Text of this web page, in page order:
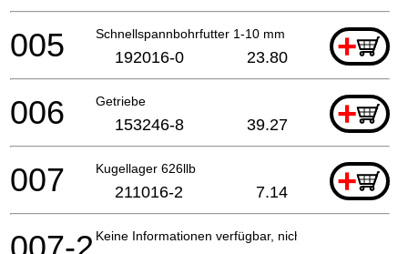
Schnellspannbohrfutter 1-10 mm +
005 192016-0 23.80
Getriebe +
006 153246-8 39.27
Kugellager 626llb +
007 211016-2 7.14
Keine Informationen verfügbar, nicht bestellbar